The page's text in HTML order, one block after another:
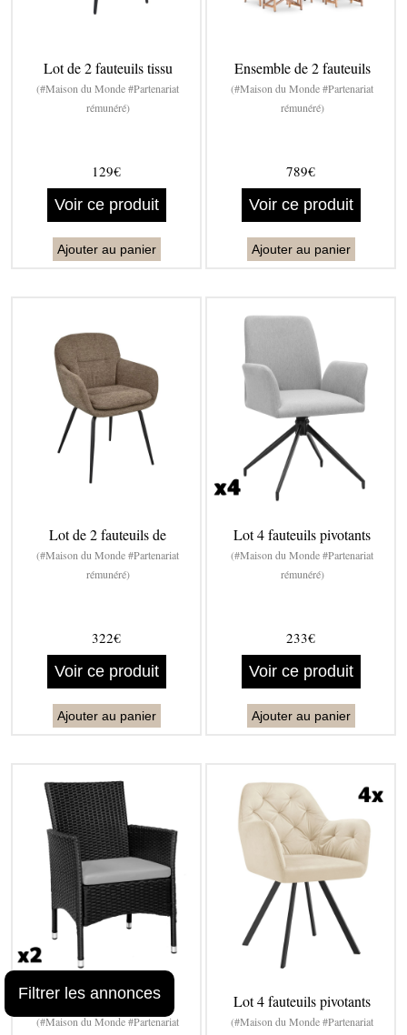
Lot de 2 fauteuils tissu
(#Maison du Monde #Partenariat
rémunéré)
129€
Voir ce produit
Ajouter au panier
Ensemble de 2 fauteuils
(#Maison du Monde #Partenariat
rémunéré)
789€
Voir ce produit
Ajouter au panier
Lot de 2 fauteuils de
(#Maison du Monde #Partenariat
rémunéré)
322€
Voir ce produit
Ajouter au panier
Lot 4 fauteuils pivotants
(#Maison du Monde #Partenariat
rémunéré)
233€
Voir ce produit
Ajouter au panier
Lot de 2 fauteuils de
(#Maison du Monde #Partenariat
Lot 4 fauteuils pivotants
(#Maison du Monde #Partenariat
Filtrer les annonces